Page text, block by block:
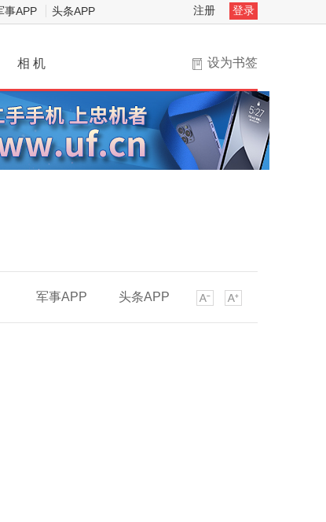
事APP 头条APP 注册 登录
设为书签
相 机
军事APP 头条APP